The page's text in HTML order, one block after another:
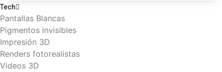
Tech
Pantallas Blancas
Pigmentos invisibles
Impresión 3D
Renders fotorealistas
Videos 3D